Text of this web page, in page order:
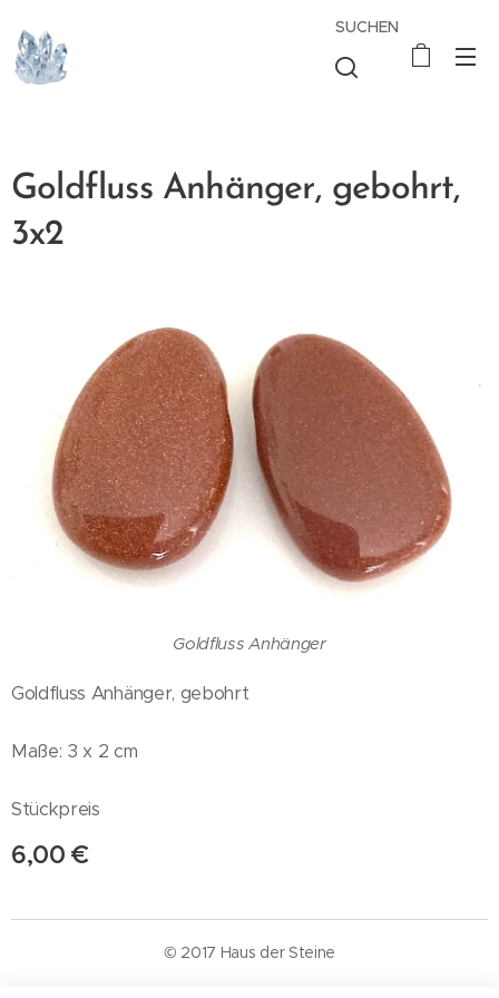
SUCHEN
Goldfluss Anhänger, gebohrt,
3x2
Goldfluss Anhänger
Goldfluss Anhänger, gebohrt
Maße: 3 x 2 cm
Stückpreis
6,00 €
© 2017 Haus der Steine